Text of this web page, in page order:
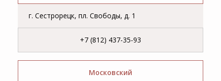
г. Сестрорецк, пл. Свободы, д. 1
+7 (812) 437-35-93
Московский